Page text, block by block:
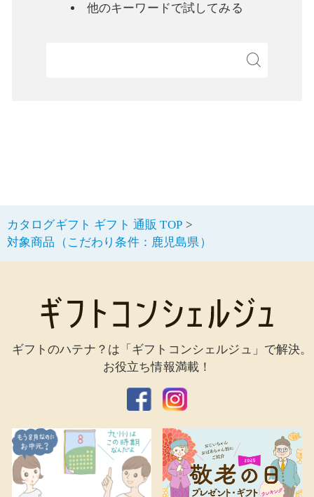
他のキーワードで試してみる
カタログギフト ギフト 通販 TOP
対象商品（こだわり条件：鹿児島県）
ギフトのハテナ？は「ギフトコンシェルジュ」で解決。
お役立ち情報満載！